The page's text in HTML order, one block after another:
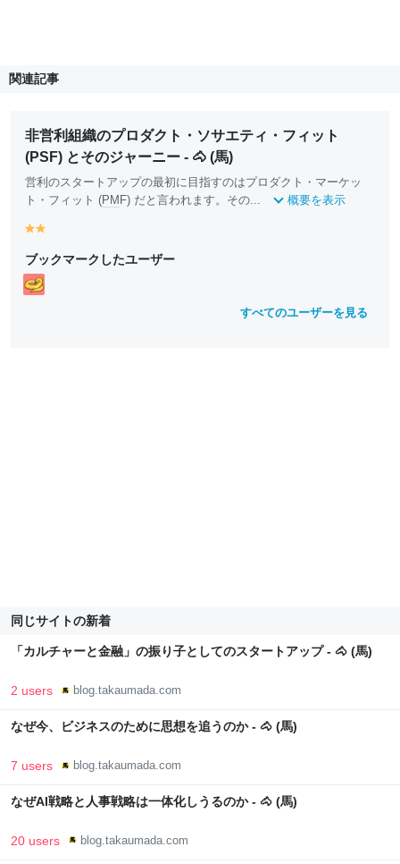
関連記事
非営利組織のプロダクト・ソサエティ・フィット
(PSF) とそのジャーニー - 🐴 (馬)
営利のスタートアップの最初に目指すのはプロダクト・マーケッ
ト・フィット (PM F) だと言われます。その... 概要を表示
y
ll
o
w
ll
o
w
ブックマークしたユーザー
すべてのユーザーを見る
同じサイトの新着
「カルチャーと金融」の振り子としてのスタートアップ - 🐴 (馬)
2 users blog.takaumada.com
なぜ今、ビジネスのために思想を追うのか - 🐴 (馬)
7 users blog.takaumada.com
なぜAI戦略と人事戦略は一体化しうるのか - 🐴 (馬)
20 users blog.takaumada.com